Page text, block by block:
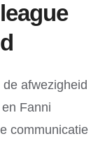
afwezigheid
Fanni
communicatie